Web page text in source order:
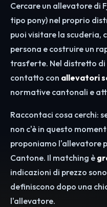
Cercare un allevatore di
tipo pony) nel proprio
puoi visitare la scuderia,
persona e costruire un
trasferte. Nel distretto
contatto con allevatori
normative cantonali e
Raccontaci cosa cerchi:
non c'è in questo
proponiamo l'allevatore
Cantone. Il matching è
indicazioni di prezzo
definiscono dopo una
l'allevatore.